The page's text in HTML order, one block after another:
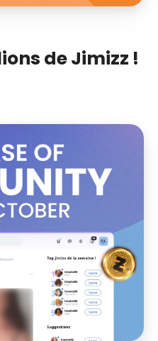
de Jimizz !